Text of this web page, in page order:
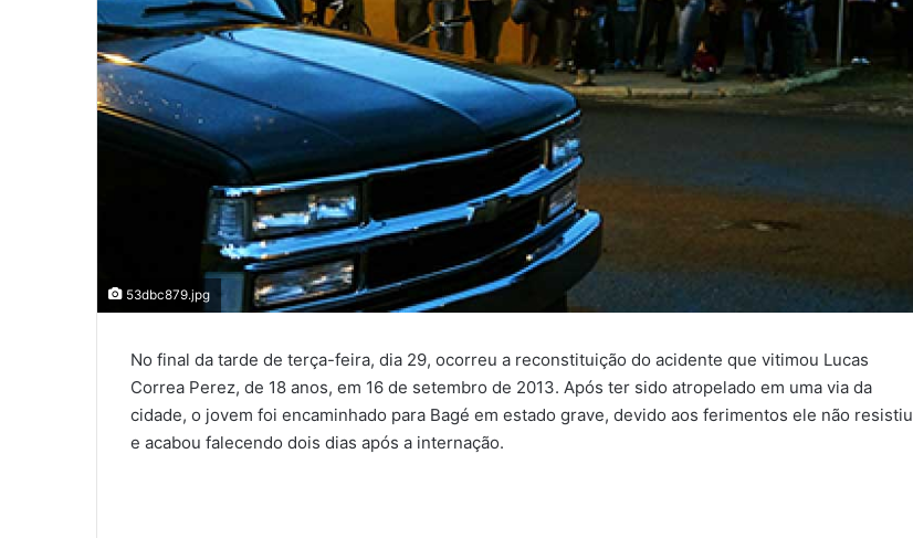
53dbc879.jpg
No final da tarde de terça-feira, dia 29, ocorreu a reconstituição do acidente que vitimou Lucas
Correa Perez, de 18 anos, em 16 de setembro de 2013. Após ter sido atropelado em uma via da
cidade, o jovem foi encaminhado para Bagé em estado grave, devido aos ferimentos ele não resistiu
e acabou falecendo dois dias após a internação.